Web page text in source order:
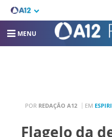
MENU
POR REDAÇÃO A12 EM
Flagelo da